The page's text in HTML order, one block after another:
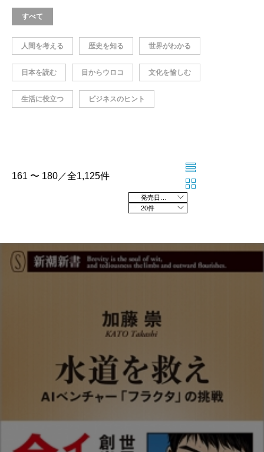
すべて
人間を考える 歴史を知る 世界がわかる
日本を読む 目からウロコ 文化を愉しむ
生活に役立つ ビジネスのヒント
161 〜 180／全1,125件
20件